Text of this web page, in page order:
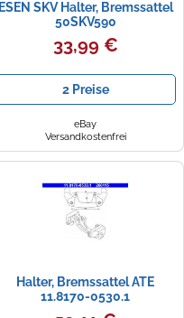
ESEN SKV Halter, Bremssattel
50SKV590
33,99 €
2 Preise
eBay
Versandkostenfrei
Halter, Bremssattel ATE
11.8170-0530.1